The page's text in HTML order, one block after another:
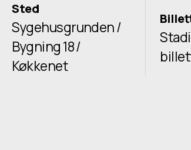
Sted
Sygehusgrunden /
Bygning 18 /
Køkkenet